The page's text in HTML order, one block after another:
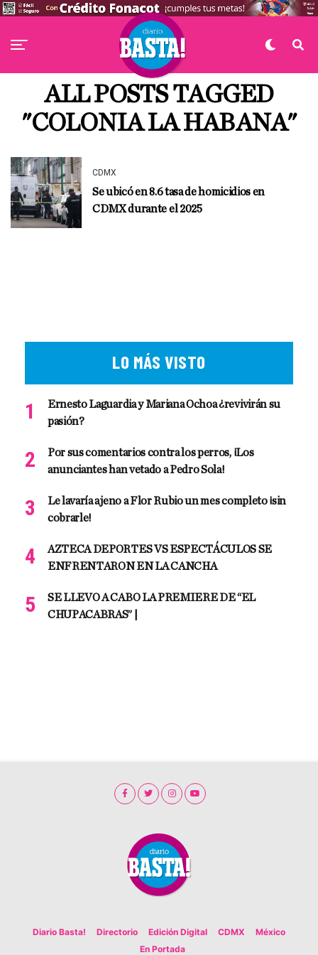
ALL POSTS TAGGED
"COLONIA LA HABANA"
CDMX
Se ubicó en 8.6 tasa de homicidios en
CDMX durante el 2025
LO MÁS VISTO
Ernesto Laguardia y Mariana Ochoa ¿revivirán su
pasión?
Por sus comentarios contra los perros, ¡Los
anunciantes han vetado a Pedro Sola!
Le lavaría ajeno a Flor Rubio un mes completo ¡sin
cobrarle!
AZTECA DEPORTES VS ESPECTÁCULOS SE
ENFRENTARON EN LA CANCHA
SE LLEVO A CABO LA PREMIERE DE “EL
CHUPACABRAS” |
Diario Basta! Directorio Edición Digital CDMX
México
En Portada